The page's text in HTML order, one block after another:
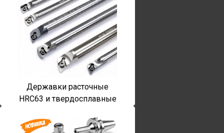
Державки расточные
HRC63 и твердосплавные